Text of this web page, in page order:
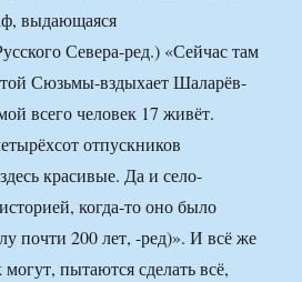
выдающаяся
Севера-ред.) «Сейчас там
той Сюзьмы-вздыхает Шаларёв-
всего человек 17 живёт.
отпускников
красивые. Да и село-
когда-то оно было
почти 200 лет, -ред)». И всё же
пытаются сделать всё,